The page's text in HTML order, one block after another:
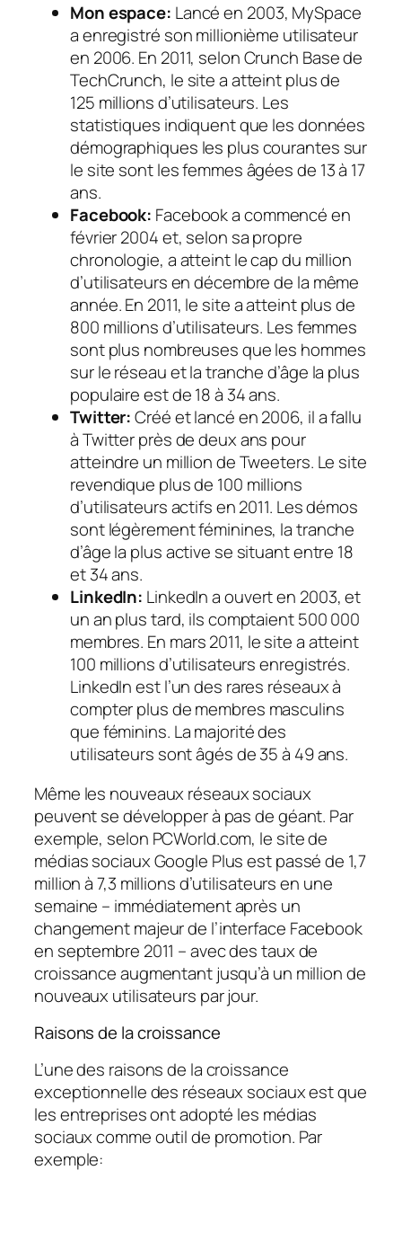
Mon espace: Lancé en 2003, MySpace
a enregistré son millionième utilisateur
en 2006. En 2011, selon Crunch Base de
TechCrunch, le site a atteint plus de
125 millions d’utilisateurs. Les
statistiques indiquent que les données
démographiques les plus courantes sur
le site sont les femmes âgées de 13 à 17
ans.
Facebook: Facebook a commencé en
février 2004 et, selon sa propre
chronologie, a atteint le cap du million
d’utilisateurs en décembre de la même
année. En 2011, le site a atteint plus de
800 millions d’utilisateurs. Les femmes
sont plus nombreuses que les hommes
sur le réseau et la tranche d’âge la plus
populaire est de 18 à 34 ans.
Twitter:Créé et lancé en 2006, il a fallu
à Twitter près de deux ans pour
atteindre un million de Tweeters. Le site
revendique plus de 100 millions
d’utilisateurs actifs en 2011. Les démos
sont légèrement féminines, la tranche
d’âge la plus active se situant entre 18
et 34 ans.
LinkedIn: LinkedIn a ouvert en 2003, et
un an plus tard, ils comptaient 500 000
membres. En mars 2011, le site a atteint
100 millions d’utilisateurs enregistrés.
LinkedIn est l’un des rares réseaux à
compter plus de membres masculins
que féminins. La majorité des
utilisateurs sont âgés de 35 à 49 ans.
Même les nouveaux réseaux sociaux
peuvent se développer à pas de géant. Par
exemple, selon PCWorld.com, le site de
médias sociaux Google Plus est passé de 1,7
million à 7,3 millions d’utilisateurs en une
semaine – immédiatement après un
changement majeur de l’interface Facebook
en septembre 2011 – avec des taux de
croissance augmentant jusqu’à un million de
nouveaux utilisateurs par jour.
Raisons de la croissance
L’une des raisons de la croissance
exceptionnelle des réseaux sociaux est que
les entreprises ont adopté les médias
sociaux comme outil de promotion. Par
exemple: